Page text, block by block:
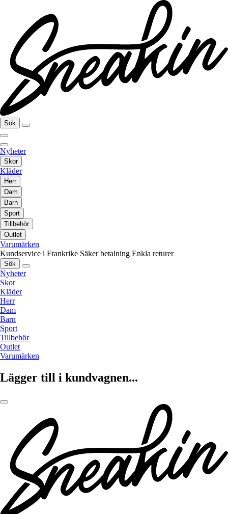
Sök
Nyheter
Skor
Kläder
Herr
Dam
Barn
Sport
Tillbehör
Outlet
Varumärken
Kundservice i Frankrike Säker betalning Enkla returer
Sök
Nyheter
Skor
Kläder
Herr
Dam
Barn
Sport
Tillbehör
Outlet
Varumärken
Lägger till i kundvagnen...